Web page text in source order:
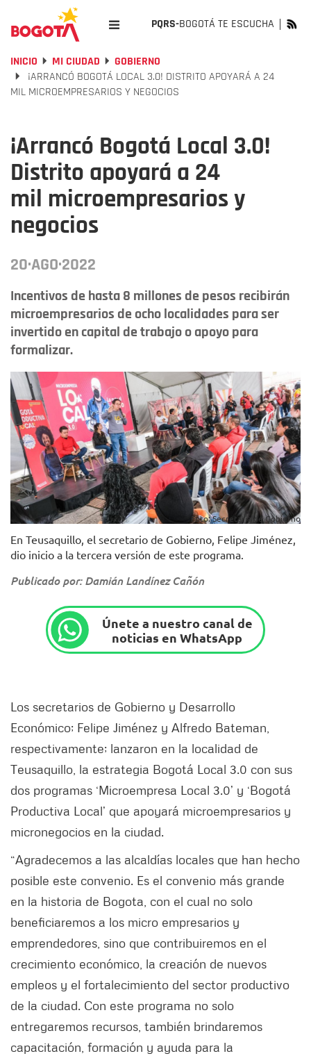
PQRS-BOGOTÁ TE ESCUCHA
INICIO MI CIUDAD
GOBIERNO
¡ARRANCÓ BOGOTÁ LOCAL 3.0! DISTRITO APOYARÁ A 24
MIL MICROEMPRESARIOS Y NEGOCIOS
¡Arrancó Bogotá Local 3.0!
Distrito apoyará a 24
mil microempresarios y
negocios
20·AGO·2022
Incentivos de hasta 8 millones de pesos recibirán
microempresarios de ocho localidades para ser
invertido en capital de trabajo o apoyo para
formalizar.
Foto: Secretaría de Gobierno
En Teusaquillo, el secretario de Gobierno, Felipe Jiménez,
dio inicio a la tercera versión de este programa.
Publicado por: Damián Landínez Cañón
Únete a nuestro canal de
noticias en WhatsApp
Los secretarios de Gobierno y Desarrollo
Económico; Felipe Jiménez y Alfredo Bateman,
respectivamente; lanzaron en la localidad de
Teusaquillo, la estrategia Bogotá Local 3.0 con sus
dos programas ‘Microempresa Local 3.0’ y ‘Bogotá
Productiva Local’ que apoyará microempresarios y
micronegocios en la ciudad.
“Agradecemos a las alcaldías locales que han hecho
posible este convenio. Es el convenio más grande
en la historia de Bogota, con el cual no solo
beneficiaremos a los micro empresarios y
emprendedores, sino que contribuiremos en el
crecimiento económico, la creación de nuevos
empleos y el fortalecimiento del sector productivo
de la ciudad. Con este programa no solo
entregaremos recursos, también brindaremos
capacitación, formación y ayuda para la